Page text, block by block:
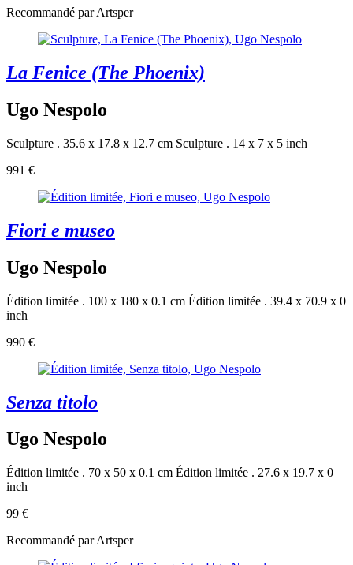
Recommandé par Artsper
La Fenice (The Phoenix)
Ugo Nespolo
Sculpture . 35.6 x 17.8 x 12.7 cm Sculpture . 14 x 7 x 5 inch
991 €
Fiori e museo
Ugo Nespolo
Édition limitée . 100 x 180 x 0.1 cm Édition limitée . 39.4 x 70.9 x 0
inch
990 €
Senza titolo
Ugo Nespolo
Édition limitée . 70 x 50 x 0.1 cm Édition limitée . 27.6 x 19.7 x 0
inch
99 €
Recommandé par Artsper